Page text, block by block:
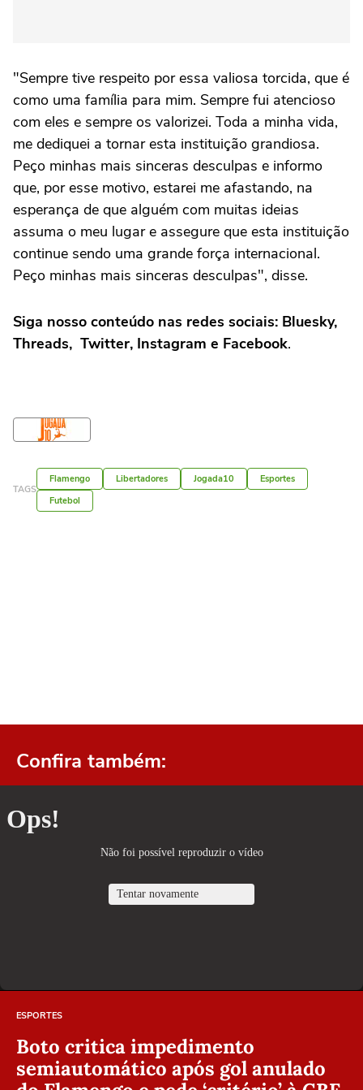
"Sempre tive respeito por essa valiosa torcida, que é
como uma família para mim. Sempre fui atencioso
com eles e sempre os valorizei. Toda a minha vida,
me dediquei a tornar esta instituição grandiosa.
Peço minhas mais sinceras desculpas e informo
que, por esse motivo, estarei me afastando, na
esperança de que alguém com muitas ideias
assuma o meu lugar e assegure que esta instituição
continue sendo uma grande força internacional.
Peço minhas mais sinceras desculpas", disse.
Siga nosso conteúdo nas redes sociais: Bluesky,
Threads, Twitter, Instagram e Facebook.
TAGS
Flamengo Libertadores Jogada10
Esportes
Futebol
Confira também:
ESPORTES
Boto critica impedimento
semiautomático após gol anulado